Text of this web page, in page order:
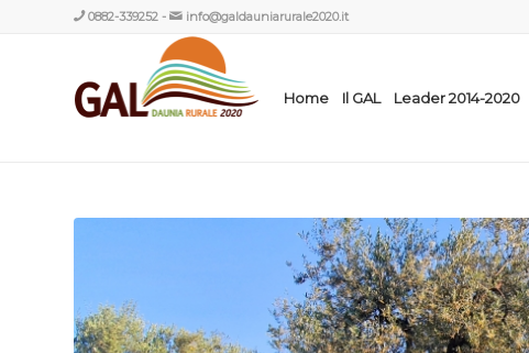
0882-339252 - info@galdauniarurale2020.it
Home Il GAL Leader 2014-2020